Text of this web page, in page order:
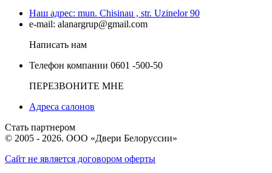
Наш адрес: mun. Chisinau , str. Uzinelor 90
e-mail: alanargrup@gmail.com
Написать нам
Телефон компании 0601 -500-50
ПЕРЕЗВОНИТЕ МНЕ
Адреса салонов
Стать партнером
© 2005 - 2026. ООО «Двери Белоруссии»
Сайт не является договором оферты